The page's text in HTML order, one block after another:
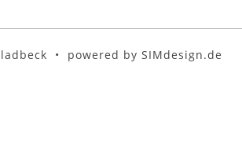
• powered by SIMdesign.de